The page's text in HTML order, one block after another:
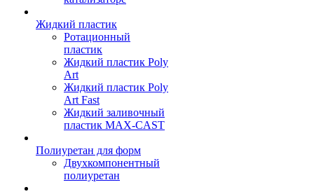
Жидкий пластик
Ротационный
пластик
Жидкий пластик Poly
Art
Жидкий пластик Poly
Art Fast
Жидкий заливочный
пластик MAX-CAST
Полиуретан для форм
Двухкомпонентный
полиуретан